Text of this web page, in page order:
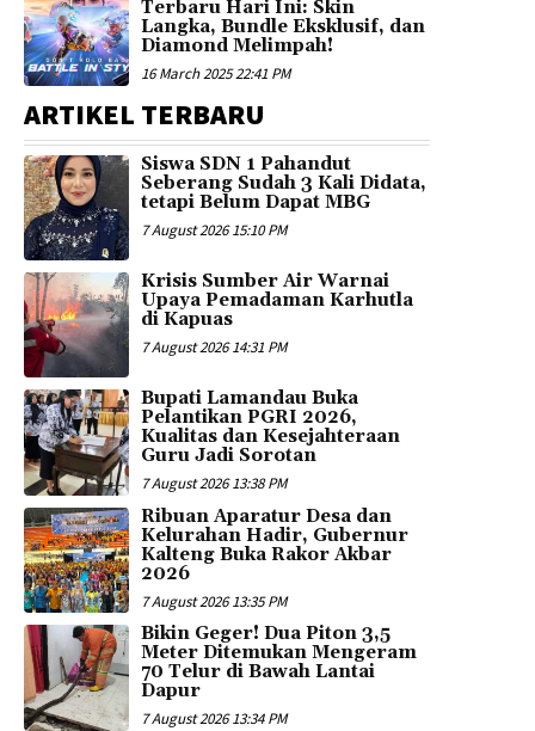
Terbaru Hari Ini: Skin
Langka, Bundle Eksklusif, dan
Diamond Melimpah!
16 March 2025 22:41 PM
ARTIKEL TERBARU
Siswa SDN 1 Pahandut
Seberang Sudah 3 Kali Didata,
tetapi Belum Dapat MBG
7 August 2026 15:10 PM
Krisis Sumber Air Warnai
Upaya Pemadaman Karhutla
di Kapuas
7 August 2026 14:31 PM
Bupati Lamandau Buka
Pelantikan PGRI 2026,
Kualitas dan Kesejahteraan
Guru Jadi Sorotan
7 August 2026 13:38 PM
Ribuan Aparatur Desa dan
Kelurahan Hadir, Gubernur
Kalteng Buka Rakor Akbar
2026
7 August 2026 13:35 PM
Bikin Geger! Dua Piton 3,5
Meter Ditemukan Mengeram
70 Telur di Bawah Lantai
Dapur
7 August 2026 13:34 PM